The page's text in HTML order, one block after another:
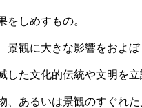
をしめすもの。
景観に大きな影響をおよ
した文化的伝統や文明を
、あるいは景観のすぐれ